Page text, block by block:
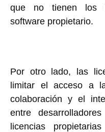
que no tienen los
software propietario.
Por otro lado, las
limitar el acceso a
colaboración y el
entre
licencias